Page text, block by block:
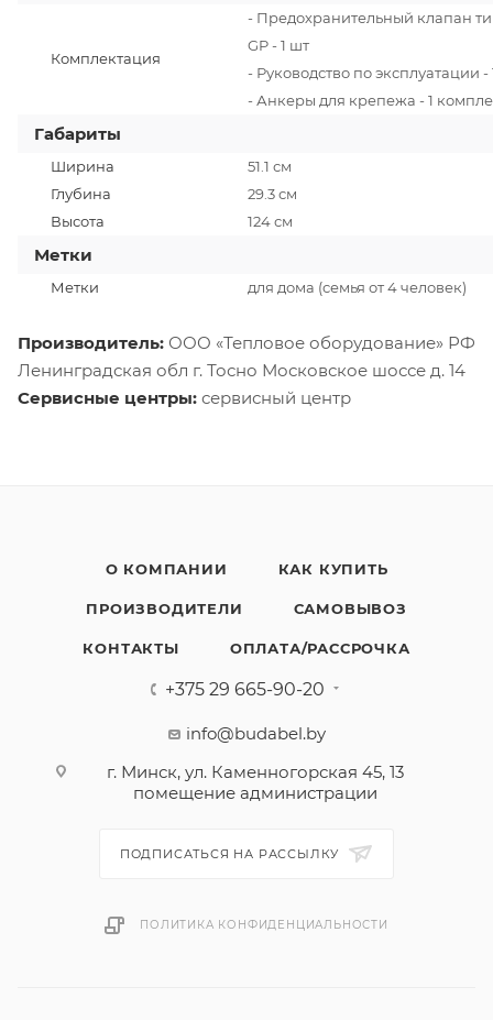
Комплектация
- Предохранительный клапан
GP - 1 шт
- Руководство по эксплуатации -
- Анкеры для крепежа - 1
Габариты
Ширина
51.1 см
Глубина
29.3 см
Высота
124 см
Метки
Метки для дома (семья от 4 человек)
Производитель: ООО «Тепловое оборудование» РФ
Ленинградская обл г. Тосно Московское шоссе д. 14
Сервисные центры: сервисный центр
О КОМПАНИИ КАК КУПИТЬ
ПРОИЗВОДИТЕЛИ САМОВЫВОЗ
КОНТАКТЫ ОПЛАТА/РАССРОЧКА
+375 29 665-90-20
info@budabel.by
г. Минск, ул. Каменногорская 45, 13
помещение администрации
ПОДПИСАТЬСЯ НА РАССЫЛКУ
ПОЛИТИКА КОНФИДЕНЦИАЛЬНОСТИ